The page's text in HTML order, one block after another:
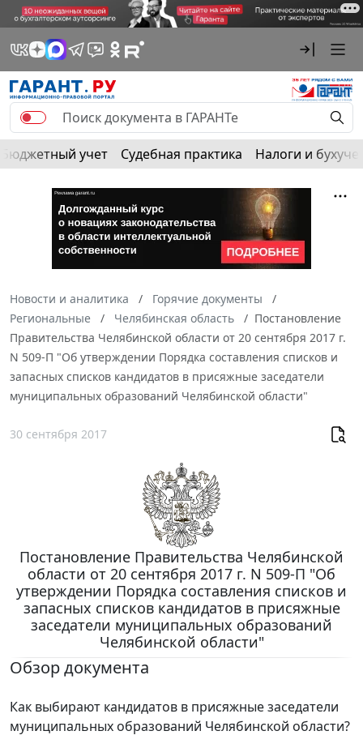
Бюджетный учет Судебная практика Налоги и
Новости и аналитика
Горячие документы
Региональные
Челябинская область
Постановление
Правительства Челябинской области от 20 сентября 2017 г.
N 509-П "Об утверждении Порядка составления списков и
запасных списков кандидатов в присяжные заседатели
муниципальных образований Челябинской области"
30 сентября 2017
Постановление Правительства Челябинской
области от 20 сентября 2017 г. N 509-П "Об
утверждении Порядка составления списков и
запасных списков кандидатов в присяжные
заседатели муниципальных образований
Челябинской области"
Обзор документа
Как выбирают кандидатов в присяжные заседатели
муниципальных образований Челябинской области?